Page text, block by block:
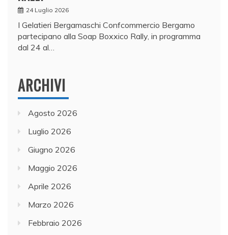
24 Luglio 2026
I Gelatieri Bergamaschi Confcommercio Bergamo
partecipano alla Soap Boxxico Rally, in programma
dal 24 al…
ARCHIVI
Agosto 2026
Luglio 2026
Giugno 2026
Maggio 2026
Aprile 2026
Marzo 2026
Febbraio 2026